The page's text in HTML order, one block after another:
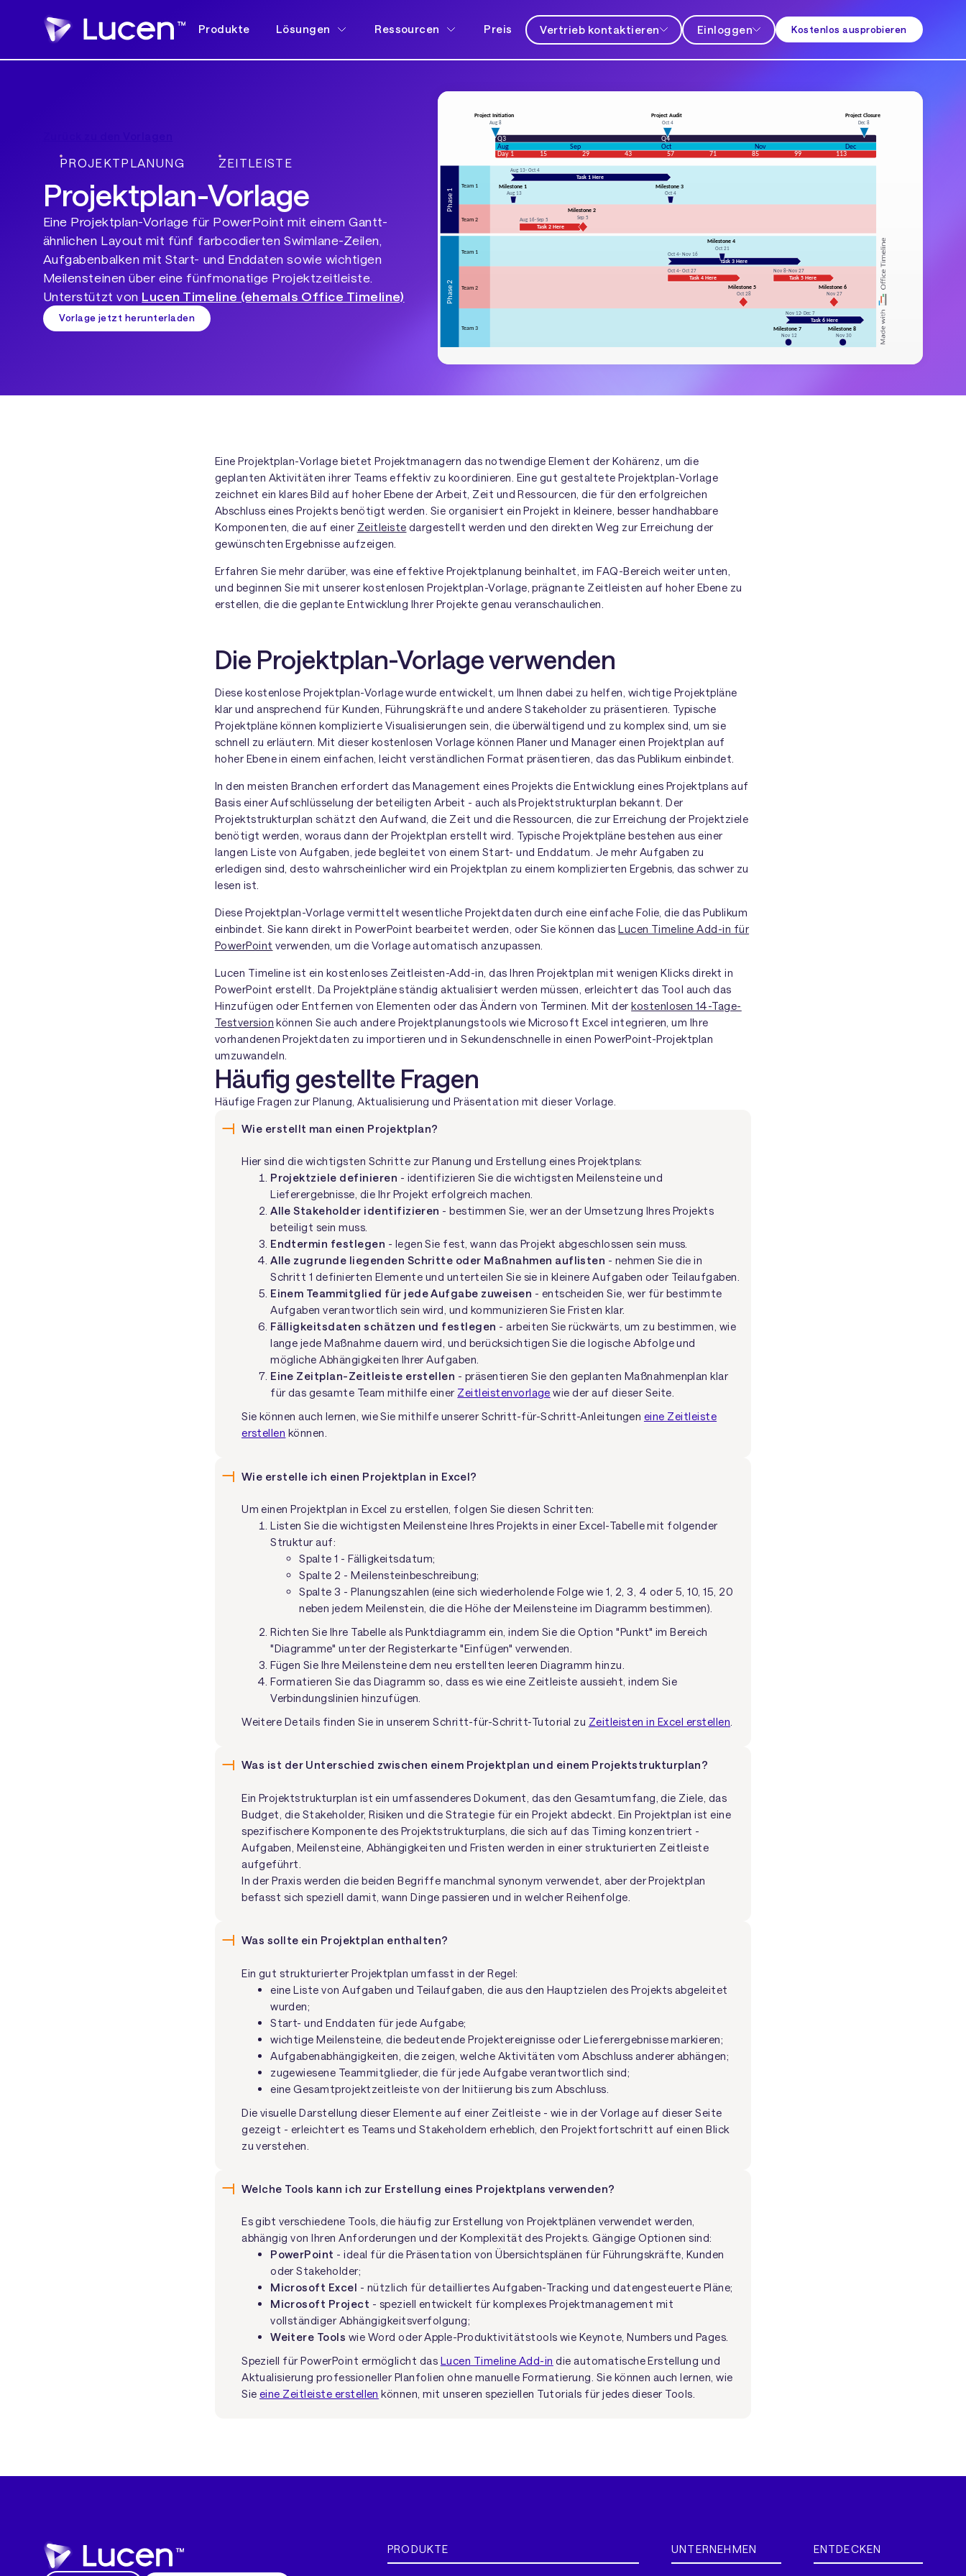
Produkte Lösungen Ressourcen Preis Vertrieb kontaktieren Einloggen Kostenlos ausprobieren
PROJEKTPLANUNG ZEITLEISTE
Projektplan-Vorlage
Eine Projektplan-Vorlage für PowerPoint mit einem Gantt-
ähnlichen Layout mit fünf farbcodierten Swimlane-Zeilen,
Aufgabenbalken mit Start- und Enddaten sowie wichtigen
Meilensteinen über eine fünfmonatige Projektzeitleiste.
Unterstützt von Lucen Timeline (ehemals Office Timeline)
Vorlage jetzt herunterladen
Eine Projektplan-Vorlage bietet Projektmanagern das notwendige Element der Kohärenz, um die
geplanten Aktivitäten ihrer Teams effektiv zu koordinieren. Eine gut gestaltete Projektplan-Vorlage
zeichnet ein klares Bild auf hoher Ebene der Arbeit, Zeit und Ressourcen, die für den erfolgreichen
Abschluss eines Projekts benötigt werden. Sie organisiert ein Projekt in kleinere, besser handhabbare
Komponenten, die auf einer Zeitleiste dargestellt werden und den direkten Weg zur Erreichung der
gewünschten Ergebnisse aufzeigen.
Erfahren Sie mehr darüber, was eine effektive Projektplanung beinhaltet, im FAQ-Bereich weiter unten,
und beginnen Sie mit unserer kostenlosen Projektplan-Vorlage, prägnante Zeitleisten auf hoher Ebene zu
erstellen, die die geplante Entwicklung Ihrer Projekte genau veranschaulichen.
Die Projektplan-Vorlage verwenden
Diese kostenlose Projektplan-Vorlage wurde entwickelt, um Ihnen dabei zu helfen, wichtige Projektpläne
klar und ansprechend für Kunden, Führungskräfte und andere Stakeholder zu präsentieren. Typische
Projektpläne können komplizierte Visualisierungen sein, die überwältigend und zu komplex sind, um sie
schnell zu erläutern. Mit dieser kostenlosen Vorlage können Planer und Manager einen Projektplan auf
hoher Ebene in einem einfachen, leicht verständlichen Format präsentieren, das das Publikum einbindet.
In den meisten Branchen erfordert das Management eines Projekts die Entwicklung eines Projektplans auf
Basis einer Aufschlüsselung der beteiligten Arbeit - auch als Projektstrukturplan bekannt. Der
Projektstrukturplan schätzt den Aufwand, die Zeit und die Ressourcen, die zur Erreichung der Projektziele
benötigt werden, woraus dann der Projektplan erstellt wird. Typische Projektpläne bestehen aus einer
langen Liste von Aufgaben, jede begleitet von einem Start- und Enddatum. Je mehr Aufgaben zu
erledigen sind, desto wahrscheinlicher wird ein Projektplan zu einem komplizierten Ergebnis, das schwer zu
lesen ist.
Diese Projektplan-Vorlage vermittelt wesentliche Projektdaten durch eine einfache Folie, die das Publikum
einbindet. Sie kann direkt in PowerPoint bearbeitet werden, oder Sie können dasLucen Timeline Add-in für
PowerPoint verwenden, um die Vorlage automatisch anzupassen.
Lucen Timeline ist ein kostenloses Zeitleisten-Add-in, das Ihren Projektplan mit wenigen Klicks direkt in
PowerPoint erstellt. Da Projektpläne ständig aktualisiert werden müssen, erleichtert das Tool auch das
Hinzufügen oder Entfernen von Elementen oder das Ändern von Terminen. Mit derkostenlosen 14-Tage-
Testversion können Sie auch andere Projektplanungstools wie Microsoft Excel integrieren, um Ihre
vorhandenen Projektdaten zu importieren und in Sekundenschnelle in einen PowerPoint-Projektplan
umzuwandeln.
Häufig gestellte Fragen
Häufige Fragen zur Planung, Aktualisierung und Präsentation mit dieser Vorlage.
Wie erstellt man einen Projektplan?
Hier sind die wichtigsten Schritte zur Planung und Erstellung eines Projektplans:
Projektziele definieren - identifizieren Sie die wichtigsten Meilensteine und
Lieferergebnisse, die Ihr Projekt erfolgreich machen.
Alle Stakeholder identifizieren - bestimmen Sie, wer an der Umsetzung Ihres Projekts
beteiligt sein muss.
Endtermin festlegen - legen Sie fest, wann das Projekt abgeschlossen sein muss.
Alle zugrunde liegenden Schritte oder Maßnahmen auflisten - nehmen Sie die in
Schritt 1 definierten Elemente und unterteilen Sie sie in kleinere Aufgaben oder Teilaufgaben.
Einem Teammitglied für jede Aufgabe zuweisen - entscheiden Sie, wer für bestimmte
Aufgaben verantwortlich sein wird, und kommunizieren Sie Fristen klar.
Fälligkeitsdaten schätzen und festlegen - arbeiten Sie rückwärts, um zu bestimmen, wie
lange jede Maßnahme dauern wird, und berücksichtigen Sie die logische Abfolge und
mögliche Abhängigkeiten Ihrer Aufgaben.
Eine Zeitplan-Zeitleiste erstellen - präsentieren Sie den geplanten Maßnahmenplan klar
für das gesamte Team mithilfe einer Zeitleistenvorlage wie der auf dieser Seite.
Sie können auch lernen, wie Sie mithilfe unserer Schritt-für-Schritt-Anleitungen eine Zeitleiste
erstellen können.
Wie erstelle ich einen Projektplan in Excel?
Um einen Projektplan in Excel zu erstellen, folgen Sie diesen Schritten:
Listen Sie die wichtigsten Meilensteine Ihres Projekts in einer Excel-Tabelle mit folgender
Struktur auf:
Spalte 1 - Fälligkeitsdatum;
Spalte 2 - Meilensteinbeschreibung;
Spalte 3 - Planungszahlen (eine sich wiederholende Folge wie 1, 2, 3, 4 oder 5, 10, 15, 20
neben jedem Meilenstein, die die Höhe der Meilensteine im Diagramm bestimmen).
Richten Sie Ihre Tabelle als Punktdiagramm ein, indem Sie die Option "Punkt" im Bereich
"Diagramme" unter der Registerkarte "Einfügen" verwenden.
Fügen Sie Ihre Meilensteine dem neu erstellten leeren Diagramm hinzu.
Formatieren Sie das Diagramm so, dass es wie eine Zeitleiste aussieht, indem Sie
Verbindungslinien hinzufügen.
Weitere Details finden Sie in unserem Schritt-für-Schritt-Tutorial zu Zeitleisten in Excel erstellen
Was ist der Unterschied zwischen einem Projektplan und einem Projektstrukturplan?
Ein Projektstrukturplan ist ein umfassenderes Dokument, das den Gesamtumfang, die Ziele, das
Budget, die Stakeholder, Risiken und die Strategie für ein Projekt abdeckt. Ein Projektplan ist eine
spezifischere Komponente des Projektstrukturplans, die sich auf das Timing konzentriert -
Aufgaben, Meilensteine, Abhängigkeiten und Fristen werden in einer strukturierten Zeitleiste
aufgeführt.
In der Praxis werden die beiden Begriffe manchmal synonym verwendet, aber der Projektplan
befasst sich speziell damit, wann Dinge passieren und in welcher Reihenfolge.
Was sollte ein Projektplan enthalten?
Ein gut strukturierter Projektplan umfasst in der Regel:
eine Liste von Aufgaben und Teilaufgaben, die aus den Hauptzielen des Projekts abgeleitet
wurden;
Start- und Enddaten für jede Aufgabe;
wichtige Meilensteine, die bedeutende Projektereignisse oder Lieferergebnisse markieren;
Aufgabenabhängigkeiten, die zeigen, welche Aktivitäten vom Abschluss anderer abhängen;
zugewiesene Teammitglieder, die für jede Aufgabe verantwortlich sind;
eine Gesamtprojektzeitleiste von der Initiierung bis zum Abschluss.
Die visuelle Darstellung dieser Elemente auf einer Zeitleiste - wie in der Vorlage auf dieser Seite
gezeigt - erleichtert es Teams und Stakeholdern erheblich, den Projektfortschritt auf einen Blick
zu verstehen.
Welche Tools kann ich zur Erstellung eines Projektplans verwenden?
Es gibt verschiedene Tools, die häufig zur Erstellung von Projektplänen verwendet werden,
abhängig von Ihren Anforderungen und der Komplexität des Projekts. Gängige Optionen sind:
PowerPoint - ideal für die Präsentation von Übersichtsplänen für Führungskräfte, Kunden
oder Stakeholder;
Microsoft Excel - nützlich für detailliertes Aufgaben-Tracking und datengesteuerte Pläne;
Microsoft Project - speziell entwickelt für komplexes Projektmanagement mit
vollständiger Abhängigkeitsverfolgung;
Weitere Tools wie Word oder Apple-Produktivitätstools wie Keynote, Numbers und Pages.
Speziell für PowerPoint ermöglicht das Lucen Timeline Add-in die automatische Erstellung und
Aktualisierung professioneller Planfolien ohne manuelle Formatierung. Sie können auch lernen, wie
Sie eine Zeitleiste erstellen können, mit unseren speziellen Tutorials für jedes dieser Tools.
PRODUKTE UNTERNEHMEN ENTDECKEN